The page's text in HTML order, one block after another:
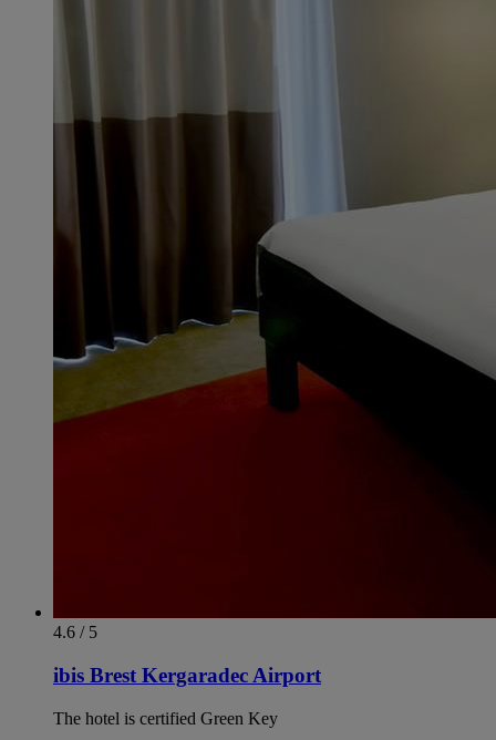
4.6 / 5
ibis Brest Kergaradec Airport
The hotel is certified Green Key